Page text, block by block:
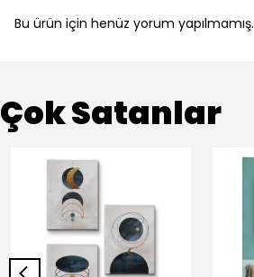
Bu ürün için henüz yorum yapılmamış.
Çok Satanlar